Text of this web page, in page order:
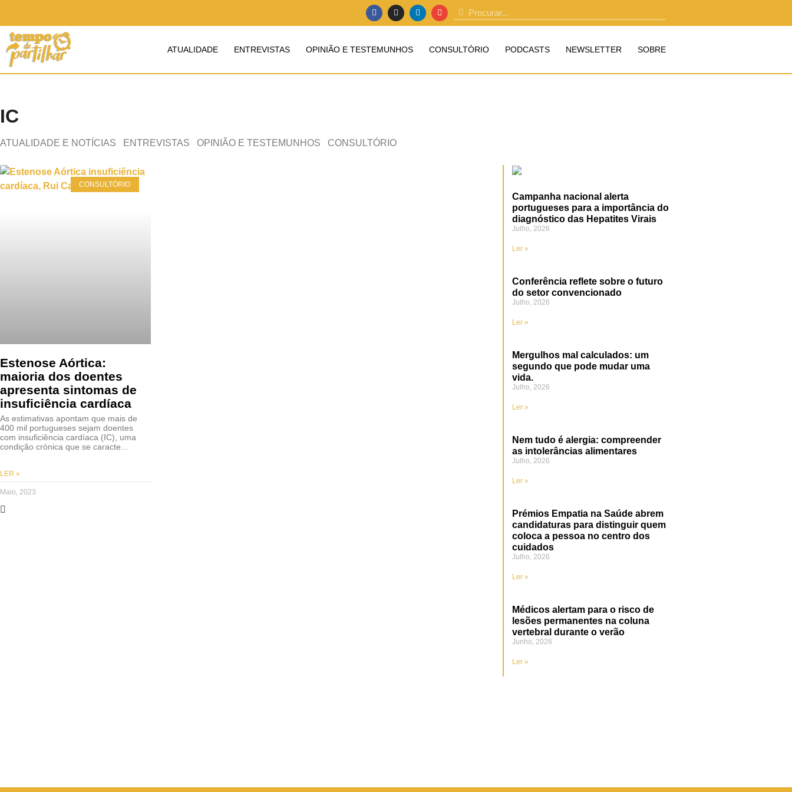
ATUALIDADE ENTREVISTAS OPINIÃO E TESTEMUNHOS CONSULTÓRIO PODCASTS NEWSLETTER SOBRE
IC
ATUALIDADE E NOTÍCIAS ENTREVISTAS OPINIÃO E TESTEMUNHOS CONSULTÓRIO
CONSULTÓRIO
Estenose Aórtica:
maioria dos doentes
apresenta sintomas de
insuficiência cardíaca
As estimativas apontam que mais de
400 mil portugueses sejam doentes
com insuficiência cardíaca (IC), uma
condição crónica que se caracte…
LER »
Maio, 2023
Campanha nacional alerta
portugueses para a importância do
diagnóstico das Hepatites Virais
Julho, 2026
Ler »
Conferência reflete sobre o futuro
do setor convencionado
Julho, 2026
Ler »
Mergulhos mal calculados: um
segundo que pode mudar uma
vida.
Julho, 2026
Ler »
Nem tudo é alergia: compreender
as intolerâncias alimentares
Julho, 2026
Ler »
Prémios Empatia na Saúde abrem
candidaturas para distinguir quem
coloca a pessoa no centro dos
cuidados
Julho, 2026
Ler »
Médicos alertam para o risco de
lesões permanentes na coluna
vertebral durante o verão
Junho, 2026
Ler »